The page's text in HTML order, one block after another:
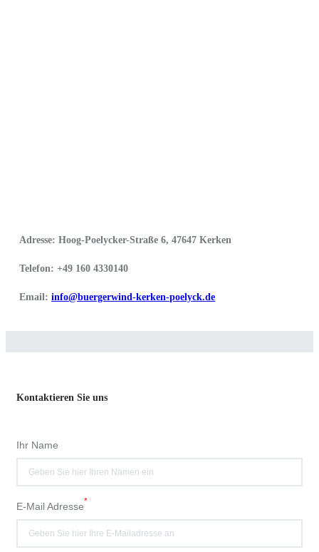
Adresse: Hoog-Poelycker-Straße 6, 47647 Kerken
Telefon: +49 160 4330140
Email:info@buergerwind-kerken-poelyck.de
Kontaktieren Sie uns
Ihr Name
E-Mail Adresse*